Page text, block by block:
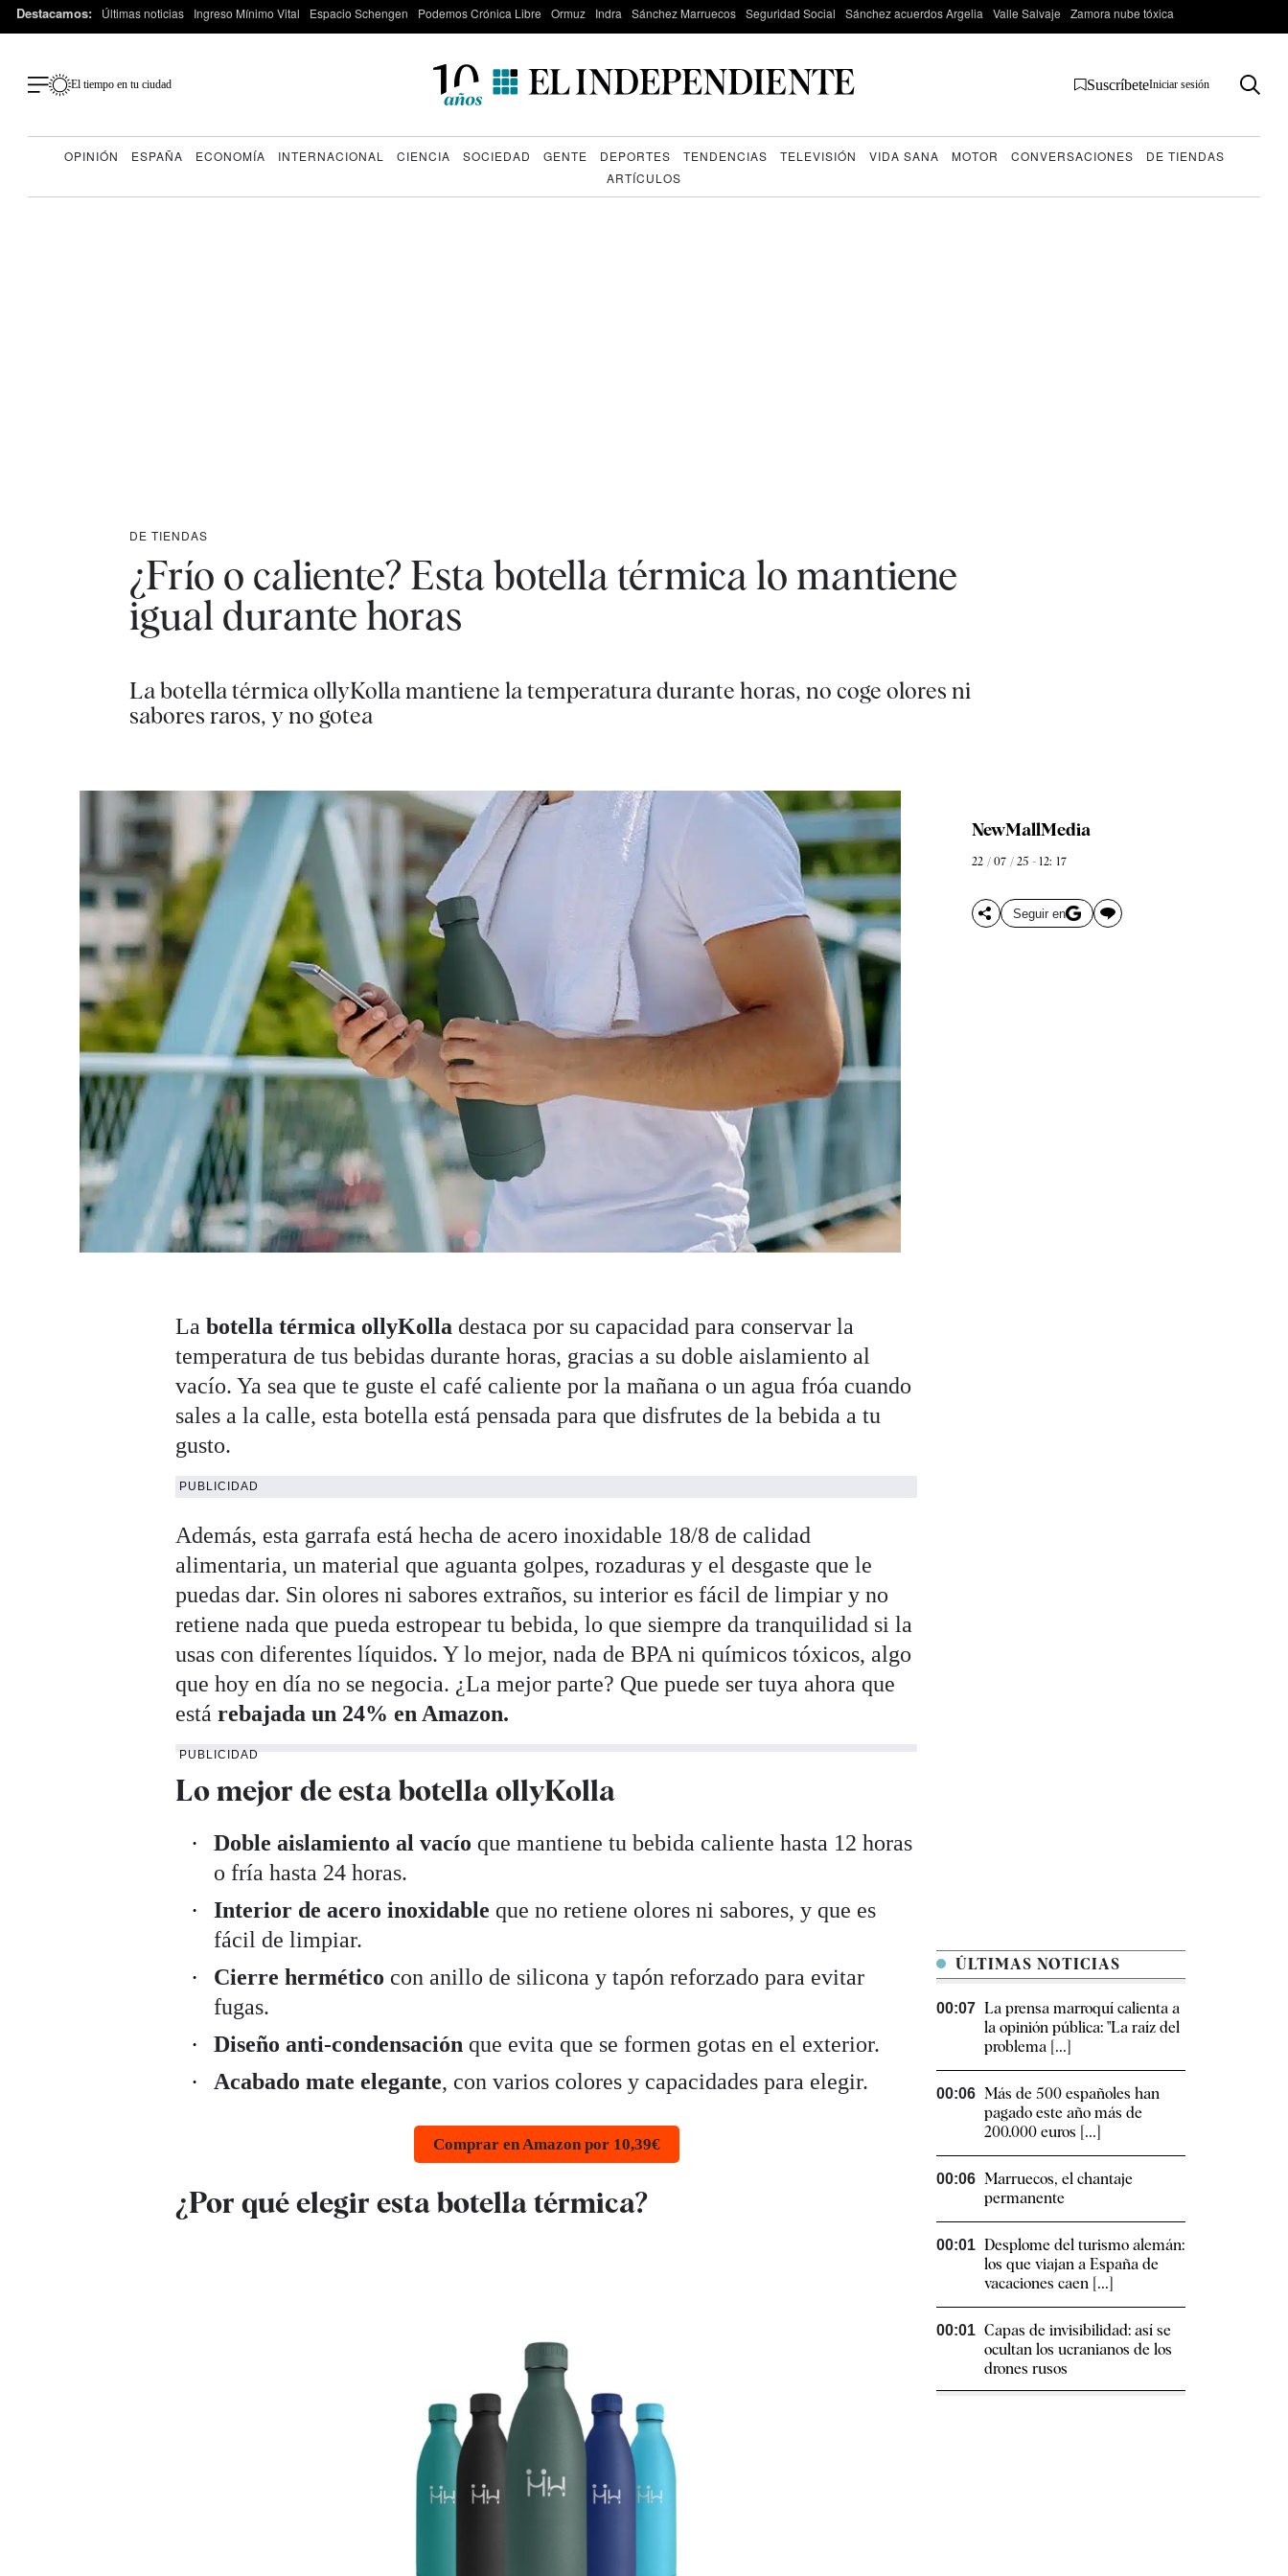
Destacamos: Últimas noticias Ingreso Mínimo Vital Espacio Schengen Podemos Crónica Libre Ormuz Indra Sánchez Marruecos Seguridad Social Sánchez acuerdos Argelia Valle Salvaje Zamora nube tóxica
El tiempo en tu ciudad SuscríbeteIniciar sesión
OPINIÓN ESPAÑA ECONOMÍA INTERNACIONAL CIENCIA SOCIEDAD GENTE DEPORTES TENDENCIAS TELEVISIÓN VIDA SANA MOTOR CONVERSACIONES
DE TIENDAS
ARTÍCULOS
DE TIENDAS
¿Frío o caliente? Esta botella térmica lo mantiene
igual durante horas
La botella térmica ollyKolla mantiene la temperatura durante horas, no coge olores ni
sabores raros, y no gotea
NewMallMedia
22 / 07 / 25 - 12: 17
Seguir en
Labotella térmica ollyKolla destaca por su capacidad para conservar la
temperatura de tus bebidas durante horas, gracias a su doble aislamiento al
vacío. Ya sea que te guste el café caliente por la mañana o un agua fróa cuando
sales a la calle, esta botella está pensada para que disfrutes de la bebida a tu
gusto.
PUBLICIDAD
Además, esta garrafa está hecha de acero inoxidable 18/8 de calidad
alimentaria, un material que aguanta golpes, rozaduras y el desgaste que le
puedas dar. Sin olores ni sabores extraños, su interior es fácil de limpiar y no
retiene nada que pueda estropear tu bebida, lo que siempre da tranquilidad si la
usas con diferentes líquidos. Y lo mejor, nada de BPA ni químicos tóxicos, algo
que hoy en día no se negocia. ¿La mejor parte? Que puede ser tuya ahora que
está rebajada un 24% en Amazon.
PUBLICIDAD
Lo mejor de esta botella ollyKolla
Doble aislamiento al vacío que mantiene tu bebida caliente hasta 12 horas
o fría hasta 24 horas.
Interior de acero inoxidable que no retiene olores ni sabores, y que es
fácil de limpiar.
Cierre hermético con anillo de silicona y tapón reforzado para evitar
fugas.
Diseño anti-condensación que evita que se formen gotas en el exterior.
Acabado mate elegante, con varios colores y capacidades para elegir.
Comprar en Amazon por 10,39€
¿Por qué elegir esta botella térmica?
ÚLTIMAS NOTICIAS
00:07 La prensa marroquí calienta a
la opinión pública: "La raíz del
problema [...]
00:06 Más de 500 españoles han
pagado este año más de
200.000 euros [...]
00:06 Marruecos, el chantaje
permanente
00:01 Desplome del turismo alemán:
los que viajan a España de
vacaciones caen [...]
00:01 Capas de invisibilidad: así se
ocultan los ucranianos de los
drones rusos